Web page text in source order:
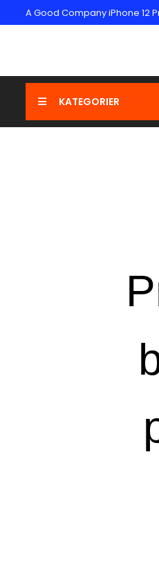
A Good Company iPhone 12
KATEGORIER